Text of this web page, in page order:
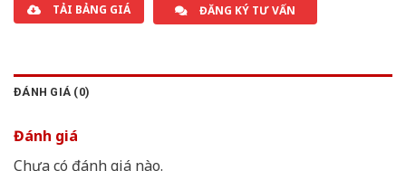
TẢI BẢNG GIÁ ĐĂNG KÝ TƯ VẤN
ĐÁNH GIÁ (0)
Đánh giá
Chưa có đánh giá nào.